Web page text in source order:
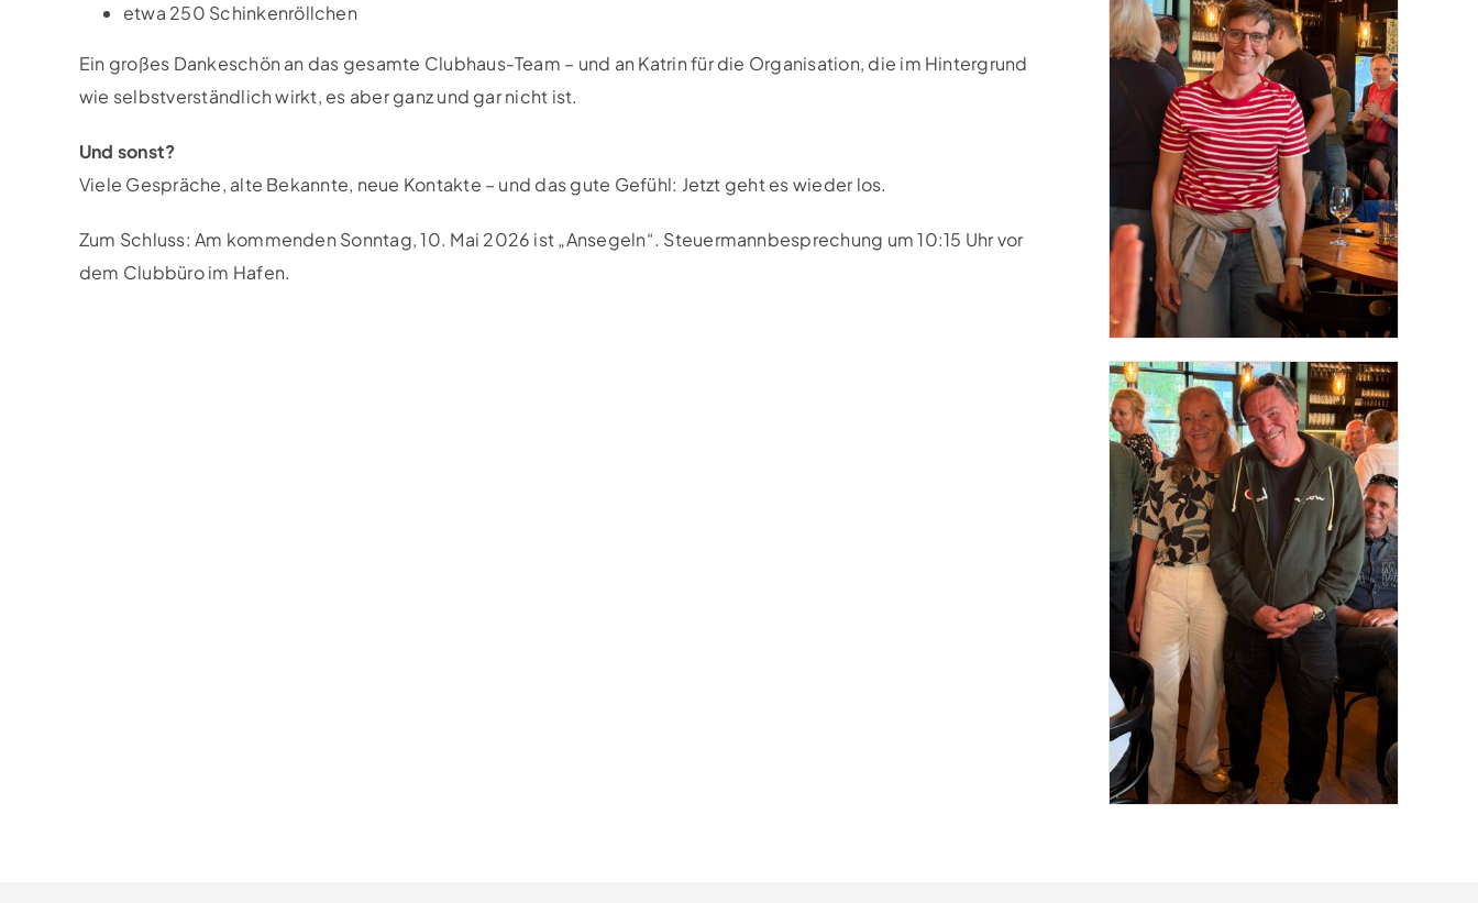
etwa 250 Schinkenröllchen
Ein großes Dankeschön an das gesamte Clubhaus-Team – und an Katrin für die Organisation, die im Hintergrund
wie selbstverständlich wirkt, es aber ganz und gar nicht ist.
Und sonst?
Viele Gespräche, alte Bekannte, neue Kontakte – und das gute Gefühl: Jetzt geht es wieder los.
Zum Schluss: Am kommenden Sonntag, 10. Mai 2026 ist „Ansegeln“. Steuermannbesprechung um 10:15 Uhr vor
dem Clubbüro im Hafen.